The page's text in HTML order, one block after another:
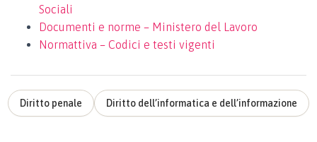
Sociali
Documenti e norme – Ministero del Lavoro
Normattiva – Codici e testi vigenti
Diritto penale Diritto dell’informatica e dell’informazione